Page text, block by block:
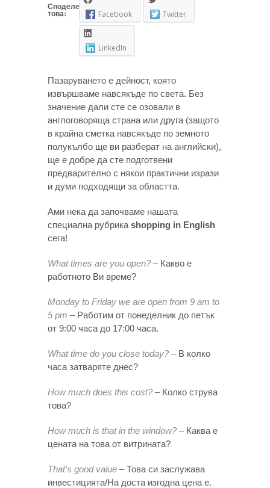
Споделете
това: Facebook Twitter
LinkedIn
Пазаруването е дейност, която
извършваме навсякъде по света. Без
значение дали сте се озовали в
англоговоряща страна или друга (защото
в крайна сметка навсякъде по земното
полукълбо ще ви разберат на английски),
ще е добре да сте подготвени
предварително с някои практични изрази
и думи подходящи за областта.
Ами нека да започваме нашата
специална рубрика shopping in English
сега!
What times are you open?– Какво е
работното Ви време?
Monday to Friday we are open from 9 am to
5 pm – Работим от понеделник до петък
от 9:00 часа до 17:00 часа.
What time do you close today?– В колко
часа затваряте днес?
How much does this cost?– Колко струва
това?
How much is that in the window?– Каква е
цената на това от витрината?
That’s good value – Това си заслужава
инвестицията/На доста изгодна цена е.